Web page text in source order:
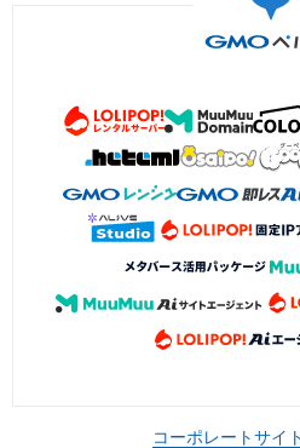
コーポレートサイト